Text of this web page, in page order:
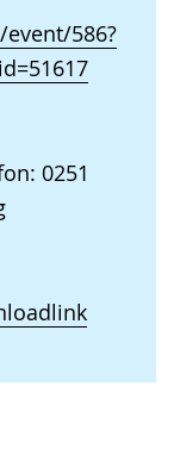
586?
0251